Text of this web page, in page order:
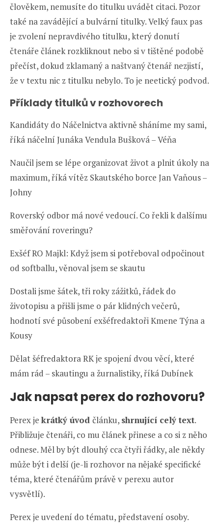
člověkem, nemusíte do titulku uvádět citaci. Pozor
také na zavádějící a bulvární titulky. Velký faux pas
je zvolení nepravdivého titulku, který donutí
čtenáře článek rozkliknout nebo si v tištěné podobě
přečíst, dokud zklamaný a naštvaný čtenář nezjistí,
že v textu nic z titulku nebylo. To je neetický podvod.
Příklady titulků v rozhovorech
Kandidáty do Náčelnictva aktivně sháníme my sami,
říká náčelní Junáka Vendula Bušková – Véňa
Naučil jsem se lépe organizovat život a plnit úkoly na
maximum, říká vítěz Skautského borce Jan Vaňous –
Johny
Roverský odbor má nové vedoucí. Co řekli k dalšímu
směřování roveringu?
Exšéf RO Majkl: Když jsem si potřeboval odpočinout
od softballu, věnoval jsem se skautu
Dostali jsme šátek, tři roky zážitků, řádek do
životopisu a přišli jsme o pár klidných večerů,
hodnotí své působení exšéfredaktoři Kmene Týna a
Kousy
Dělat šéfredaktora RK je spojení dvou věcí, které
mám rád – skautingu a žurnalistiky, říká Dubínek
Jak napsat perex do rozhovoru?
Perex je krátký úvod článku, shrnující celý text.
Přibližuje čtenáři, co mu článek přinese a co si z něho
odnese. Měl by být dlouhý cca čtyři řádky, ale někdy
může být i delší (je-li rozhovor na nějaké specifické
téma, které čtenářům právě v perexu autor
vysvětlí).
Perex je uvedení do tématu, představení osoby.